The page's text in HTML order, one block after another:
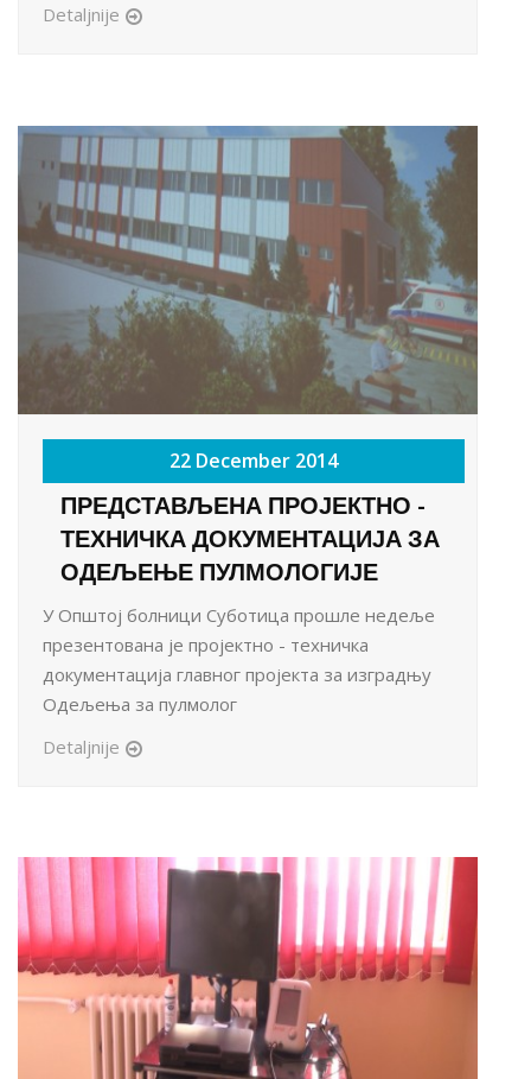
Detaljnije
22 December 2014
ПРЕДСТАВЉЕНА ПРОЈЕКТНО -
ТЕХНИЧКА ДОКУМЕНТАЦИЈА ЗА
ОДЕЉЕЊЕ ПУЛМОЛОГИЈЕ
У Општој болници Суботица прошле недеље
презентована је пројектно - техничка
документација главног пројекта за изградњу
Одељења за пулмолог
Detaljnije